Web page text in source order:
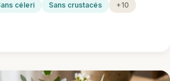
céleri Sans crustacés +10